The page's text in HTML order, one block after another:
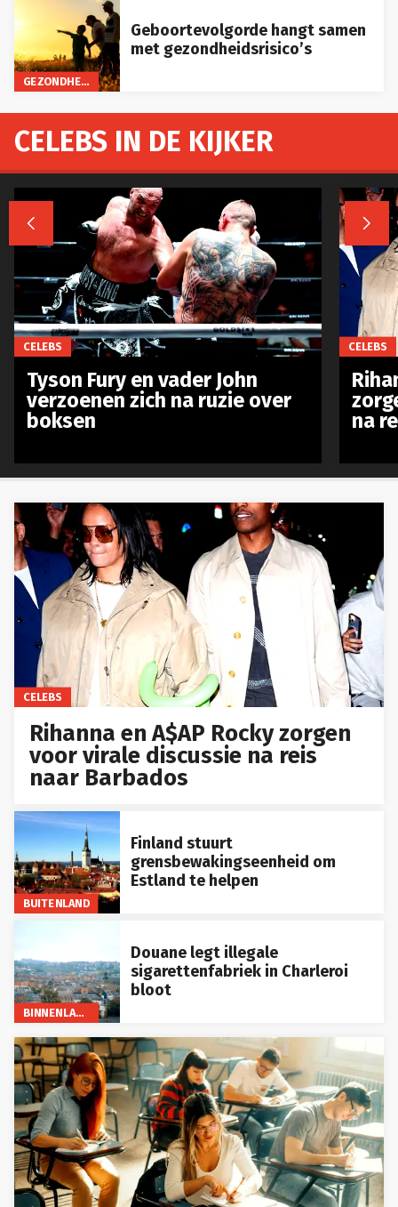
GEZONDHEID
Geboortevolgorde hangt samen
met gezondheidsrisico’s
CELEBS
Rihanna en A$AP Rocky zorgen
voor virale discussie na reis
naar Barbados
BUITENLAND
Finland stuurt
grensbewakingseenheid om
Estland te helpen
BINNENLAND
Douane legt illegale
sigarettenfabriek in Charleroi
bloot
CELEBS IN DE KIJKER
 
CELEBS
Tyson Fury en vader John
verzoenen zich na ruzie over
boksen
CELEBS
na